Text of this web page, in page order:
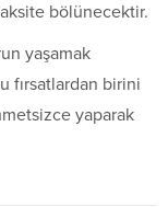
bölünecektir.
yaşamak
fırsatlardan birini
yaparak